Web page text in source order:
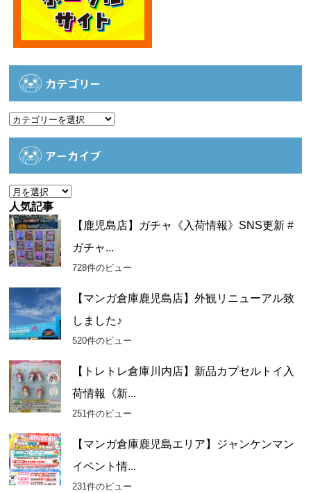
カテゴリー
カ
アーカイブ
ア
ー
カ
イ
ブ
人気記事
【鹿児島店】ガチャ《入荷情報》SNS更新 #
ガチャ...
728件のビュー
【マンガ倉庫鹿児島店】外観リニューアル致
しました♪
520件のビュー
【トレトレ倉庫川内店】新品カプセルトイ入
荷情報《新...
251件のビュー
【マンガ倉庫鹿児島エリア】ジャンケンマン
イベント情...
231件のビュー